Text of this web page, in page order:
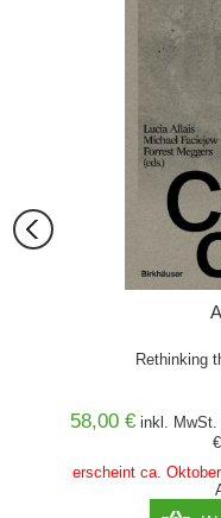
Rethinking
58,00 € inkl. MwSt.
erscheint ca.